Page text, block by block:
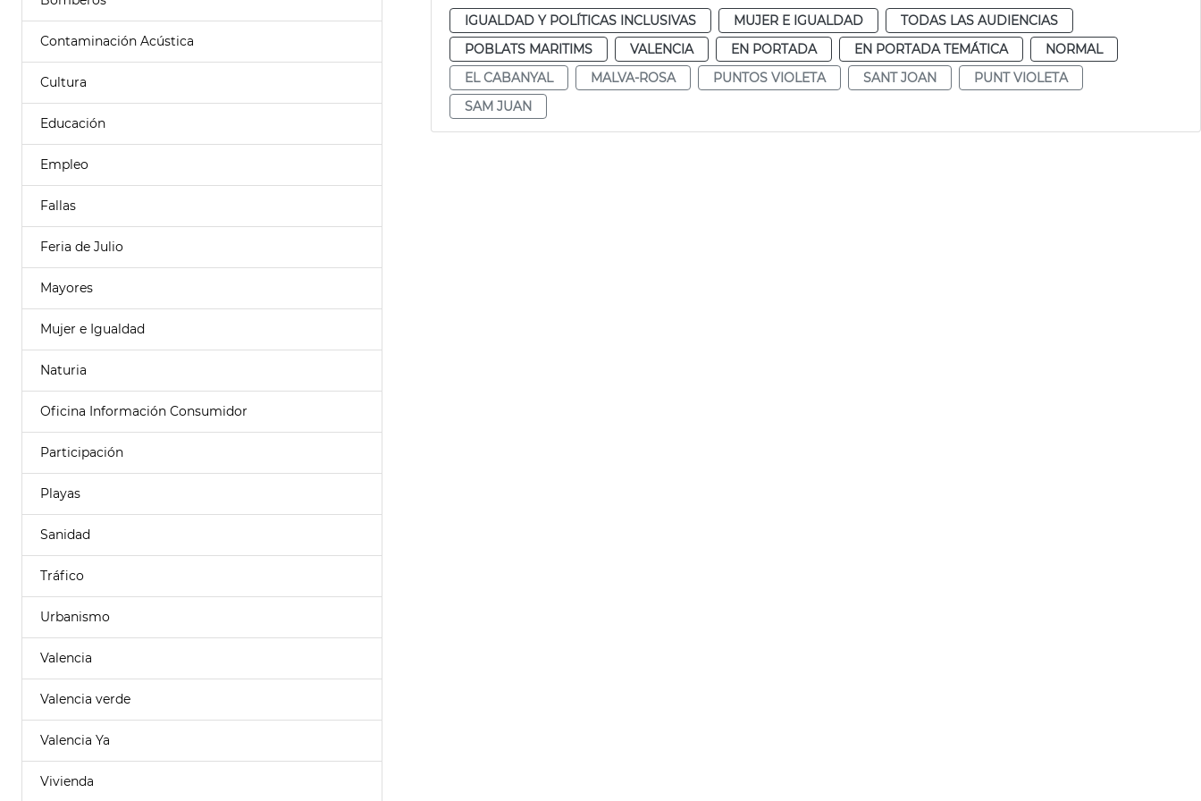
Contaminación Acústica
Cultura
Educación
Empleo
Fallas
Feria de Julio
Mayores
Mujer e Igualdad
Naturia
Oficina Información Consumidor
Participación
Playas
Sanidad
Tráfico
Urbanismo
Valencia
Valencia verde
Valencia Ya
Vivienda
IGUALDAD Y POLÍTICAS INCLUSIVAS MUJER E IGUALDAD
TODAS LAS AUDIENCIAS
POBLATS MARITIMS
VALENCIA EN PORTADA EN PORTADA TEMÁTICA
NORMAL
EL CABANYAL
MALVA-ROSA PUNTOS VIOLETA SANT JOAN
PUNT VIOLETA
SAM JUAN